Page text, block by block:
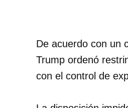
De acuerdo con un
Trump ordenó
con el control de